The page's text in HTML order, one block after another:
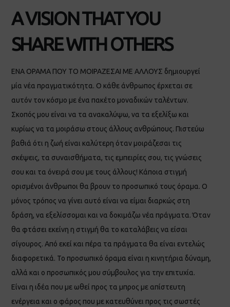
A VISION THAT YOU
SHARE WITH OTHERS
ΕΝΑ ΟΡΑΜΑ ΠΟΥ ΤΟ ΜΟΙΡΑΖΕΣΑΙ ΜΕ ΑΛΛΟΥΣ δημιουργεί
μία νέα πραγματικότητα. Ο κάθε άνθρωπος έρχεται σε
αυτόν τον κόσμο με ένα πακέτο μοναδικών ταλέντων.
Σκοπός μου είναι να τα ανακαλύψω, να τα εξελίξω και
κυρίως να τα μοιράσω στους άλλους ανθρώπους. Πιστεύω
βαθιά ότι η ζωή είναι καλύτερη όταν μοιράζεσαι τις
σκέψεις, τα συναισθήματα, τις εμπειρίες σου, τις γνώσεις
σου και τα όνειρά σου με τους άλλους! Κάποια στιγμή
ορισμένοι άνθρωποι θα βρουν το προσωπικό τους όραμα. Ο
μόνος τρόπος να γίνει αυτό είναι να είμαι διαρκώς στη
δράση, να εξελίσσομαι και να δοκιμάζω νέα πράγματα. Όταν
θα φτάσει εκείνη η στιγμή θα το καταλάβεις να είσαι
σίγουρος. Από εκεί και πέρα τα πράγματα θα είναι εντελώς
διαφορετικά. Το προσωπικό όραμα είναι η κινητήρια δύναμη,
αλλά και ο προσωπικός μου σύμβουλος για την επιτυχία.
Είναι η ιδέα που με ωθεί προς τα μπρος με απίστευτη
ενέργεια και ο φάρος που με κατευθύνει προς τις σωστές